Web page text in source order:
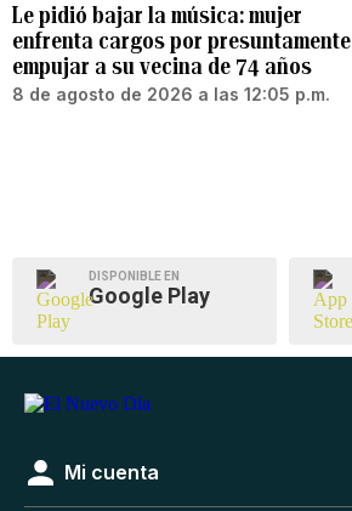
Le pidió bajar la música: mujer
enfrenta cargos por presuntamente
empujar a su vecina de 74 años
8 de agosto de 2026 a las 12:05 p.m.
DISPONIBLE EN
Google Play
Mi cuenta